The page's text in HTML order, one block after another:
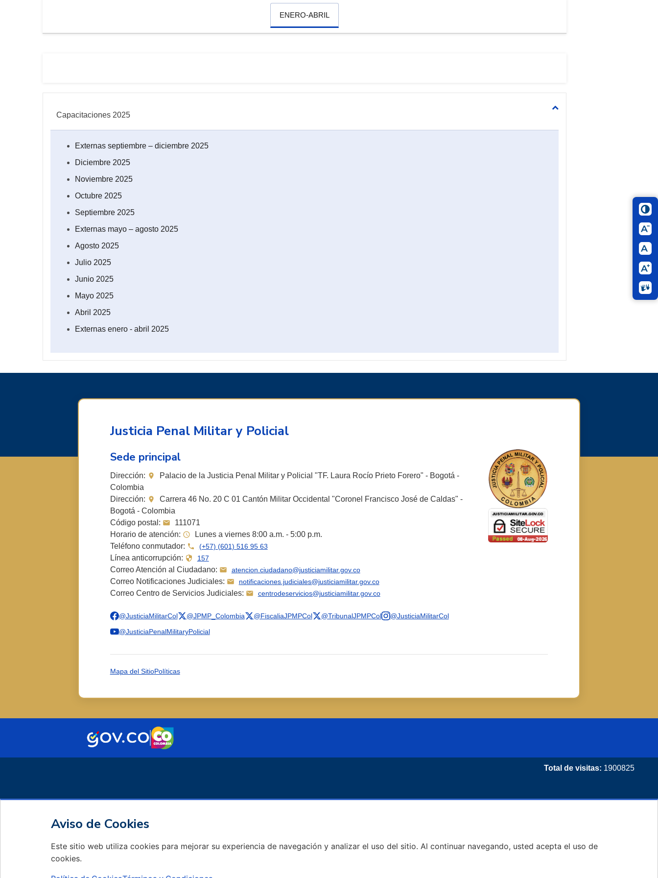
ENERO-ABRIL
Capacitaciones 2025
Externas septiembre – diciembre 2025
Diciembre 2025
Noviembre 2025
Octubre 2025
Septiembre 2025
Externas mayo – agosto 2025
Agosto 2025
Julio 2025
Junio 2025
Mayo 2025
Abril 2025
Externas enero - abril 2025
Aviso de Cookies
Este sitio web utiliza cookies para mejorar su experiencia de navegación y analizar el uso del sitio. Al continuar navegando, usted acepta el uso de
cookies.
Justicia Penal Militar y Policial
Sede principal
Dirección:
Palacio de la Justicia Penal Militar y Policial "TF. Laura Rocío Prieto Forero" - Bogotá -
Colombia
Dirección:
Carrera 46 No. 20 C 01 Cantón Militar Occidental "Coronel Francisco José de Caldas" -
Bogotá - Colombia
Código postal:
111071
Horario de atención:
Lunes a viernes 8:00 a.m. - 5:00 p.m.
Teléfono conmutador:
(+57) (601) 516 95 63
Línea anticorrupción: 157
Correo Atención al Ciudadano: atencion.ciudadano@justiciamilitar.gov.co
Correo Notificaciones Judiciales: notificaciones.judiciales@justiciamilitar.gov.co
Correo Centro de Servicios Judiciales: centrodeservicios@justiciamilitar.gov.co
@JusticiaMilitarCol @JPMP_Colombia @FiscaliaJPMPCol @TribunalJPMPCol
@JusticiaMilitarCol
@JusticiaPenalMilitaryPolicial
Mapa del SitioPolíticas
Total de visitas: 1900825